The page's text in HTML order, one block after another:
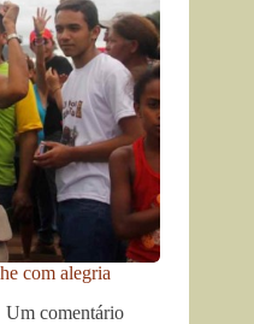
com alegria
Um comentário